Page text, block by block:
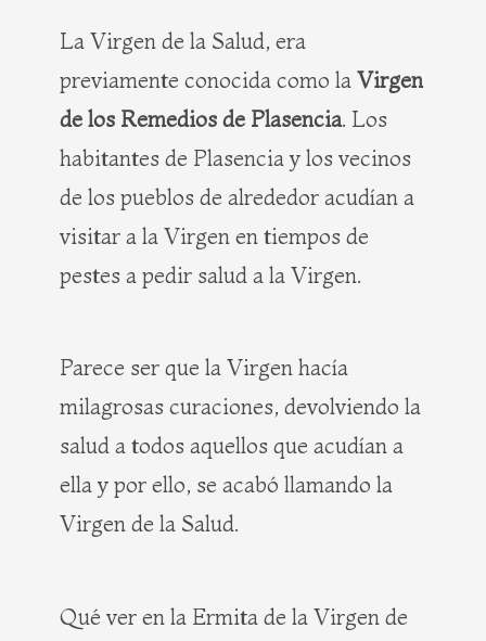
La Virgen de la Salud, era
previamente conocida como la Virgen
de los Remedios de Plasencia. Los
habitantes de Plasencia y los vecinos
de los pueblos de alrededor acudían a
visitar a la Virgen en tiempos de
pestes a pedir salud a la Virgen.
Parece ser que la Virgen hacía
milagrosas curaciones, devolviendo la
salud a todos aquellos que acudían a
ella y por ello, se acabó llamando la
Virgen de la Salud.
Qué ver en la Ermita de la Virgen de